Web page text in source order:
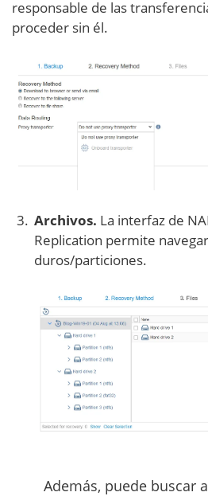
responsable de las
proceder sin él.
Archivos. La interfaz de
Replication permite
duros/particiones.
Además, puede buscar